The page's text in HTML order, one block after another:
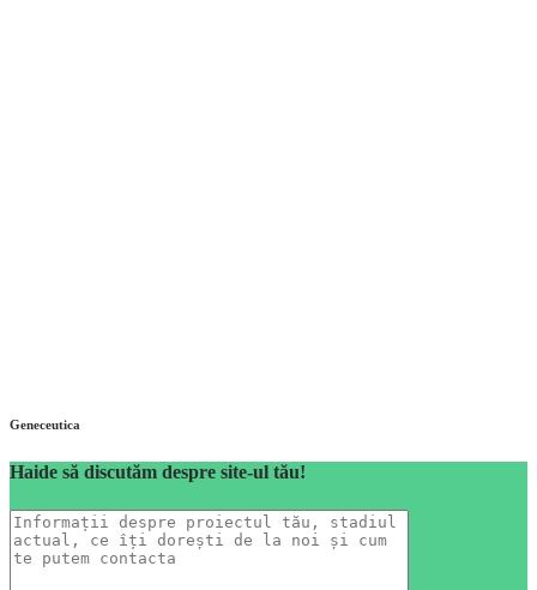
Geneceutica
Haide să discutăm despre site-ul tău!